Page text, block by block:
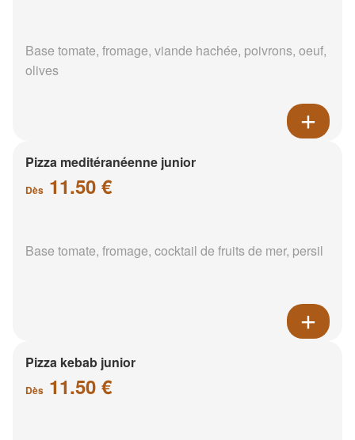
Base tomate, fromage, viande hachée, poivrons, oeuf,
olives
Pizza meditéranéenne junior
Dès 11.50 €
Base tomate, fromage, cocktail de fruits de mer, persil
Pizza kebab junior
Dès 11.50 €